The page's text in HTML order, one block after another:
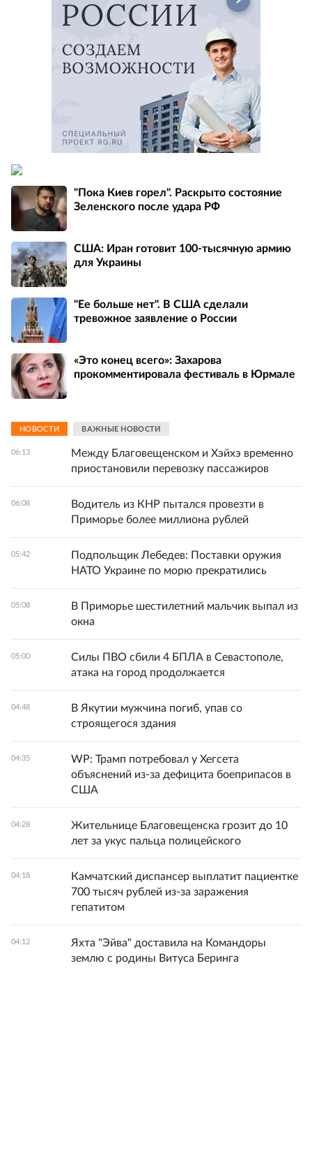
"Пока Киев горел". Раскрыто состояние
Зеленского после удара РФ
США: Иран готовит 100-тысячную армию
для Украины
"Ее больше нет". В США сделали
тревожное заявление о России
«Это конец всего»: Захарова
прокомментировала фестиваль в Юрмале
НОВОСТИ ВАЖНЫЕ НОВОСТИ
06:13
Между Благовещенском и Хэйхэ временно
приостановили перевозку пассажиров
06:08
Водитель из КНР пытался провезти в
Приморье более миллиона рублей
05:42
Подпольщик Лебедев: Поставки оружия
НАТО Украине по морю прекратились
05:08
В Приморье шестилетний мальчик выпал из
окна
05:00
Силы ПВО сбили 4 БПЛА в Севастополе,
атака на город продолжается
04:48
В Якутии мужчина погиб, упав со
строящегося здания
04:35
WP: Трамп потребовал у Хегсета
объяснений из-за дефицита боеприпасов в
США
04:28
Жительнице Благовещенска грозит до 10
лет за укус пальца полицейского
04:18
Камчатский диспансер выплатит пациентке
700 тысяч рублей из-за заражения
гепатитом
04:12
Яхта "Эйва" доставила на Командоры
землю с родины Витуса Беринга